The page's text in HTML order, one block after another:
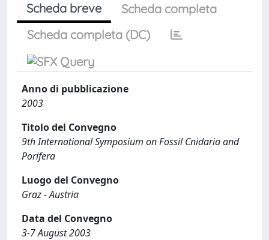
Scheda breve
Scheda completa
Scheda completa (DC)
Anno di pubblicazione
2003
Titolo del Convegno
9th International Symposium on Fossil Cnidaria and
Porifera
Luogo del Convegno
Graz - Austria
Data del Convegno
3-7 August 2003